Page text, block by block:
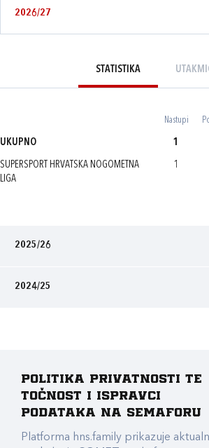
2026/27
STATISTIKA
Nastupi
UKUPNO 1
SUPERSPORT HRVATSKA NOGOMETNA
LIGA
1
2025/26
2024/25
Politika privatnosti te
točnost i ispravci
podataka na Semaforu
Platforma hns.family prikazuje